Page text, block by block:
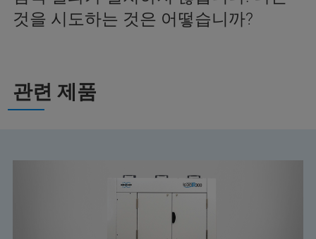
것을 시도하는 것은 어떻습니까?
관련 제품